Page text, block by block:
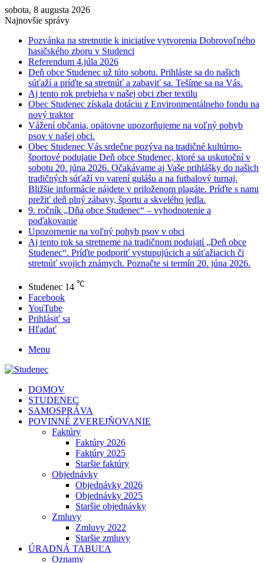
sobota, 8 augusta 2026
Najnovšie správy
Pozvánka na stretnutie k iniciatíve vytvorenia Dobrovoľného
hasičského zboru v Studenci
Referendum 4.júla 2026
Deň obce Studenec už túto sobotu. Prihláste sa do našich
súťaží a príďte sa stretnúť a zabaviť sa. Tešíme sa na Vás.
Aj tento rok prebieha v našej obci zber textilu
Obec Studenec získala dotáciu z Environmentálneho fondu na
nový traktor
Vážení občania, opätovne upozorňujeme na voľný pohyb
psov v našej obci.
Obec Studenec Vás srdečne pozýva na tradičné kultúrno-
športové podujatie Deň obce Studenec, ktoré sa uskutoční v
sobotu 20. júna 2026. Očakávame aj Vaše prihlášky do našich
tradičných súťaží vo varení gulášu a na futbalový turnaj.
Bližšie informácie nájdete v priloženom plagáte. Príďte s nami
prežiť deň plný zábavy, športu a skvelého jedla.
9. ročník „Dňa obce Studenec“ – vyhodnotenie a
poďakovanie
Upozornenie na voľný pohyb psov v obci
Aj tento rok sa stretneme na tradičnom podujatí „Deň obce
Studenec“. Príďte podporiť vystupujúcich a súťažiacich či
stretnúť svojich známych. Poznačte si termín 20. júna 2026.
Studenec 14 ℃
Facebook
YouTube
Prihlásiť sa
Hľadať
Menu
DOMOV
STUDENEC
SAMOSPRÁVA
POVINNÉ ZVEREJŇOVANIE
Faktúry
Faktúry 2026
Faktúry 2025
Staršie faktúry
Objednávky
Objednávky 2026
Objednávky 2025
Staršie objednávky
Zmluvy
Zmluvy 2022
Staršie zmluvy
ÚRADNÁ TABUĽA
Oznamy